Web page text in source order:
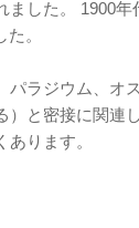
した。 1900
。
ラジウム、オ
と密接に関連
ります。